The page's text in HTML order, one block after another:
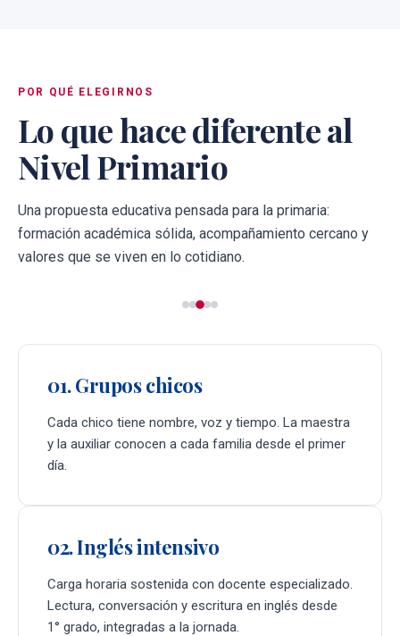
POR QUÉ ELEGIRNOS
Lo que hace diferente al
Nivel Primario
Una propuesta educativa pensada para la primaria:
formación académica sólida, acompañamiento cercano y
valores que se viven en lo cotidiano.
01. Grupos chicos
Cada chico tiene nombre, voz y tiempo. La maestra
y la auxiliar conocen a cada familia desde el primer
día.
02. Inglés intensivo
Carga horaria sostenida con docente especializado.
Lectura, conversación y escritura en inglés desde
1° grado, integradas a la jornada.